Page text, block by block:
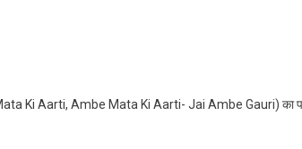
Mata Ki Aarti, Ambe Mata Ki Aarti- Jai Ambe Gauri) का